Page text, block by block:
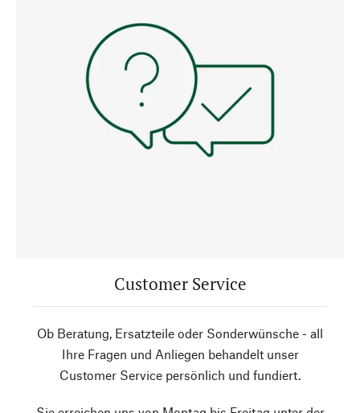
Customer Service
Ob Beratung, Ersatzteile oder Sonderwünsche - all
Ihre Fragen und Anliegen behandelt unser
Customer Service persönlich und fundiert.